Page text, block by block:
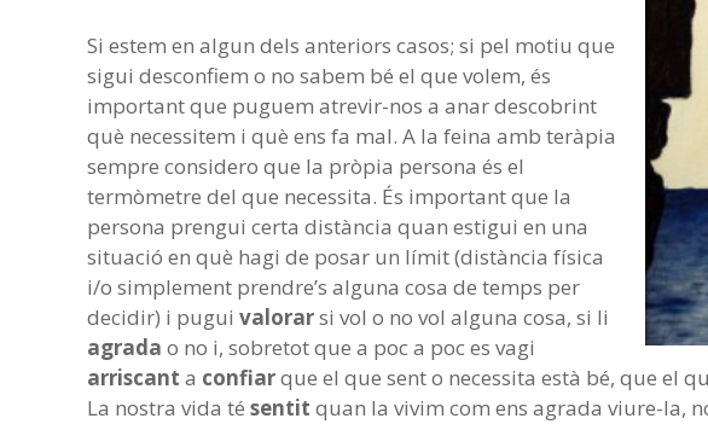
Si estem en algun dels anteriors casos; si pel motiu que
sigui desconfiem o no sabem bé el que volem, és
important que puguem atrevir-nos a anar descobrint
què necessitem i què ens fa mal. A la feina amb teràpia
sempre considero que la pròpia persona és el
termòmetre del que necessita. És important que la
persona prengui certa distància quan estigui en una
situació en què hagi de posar un límit (distància física
i/o simplement prendre’s alguna cosa de temps per
decidir) i pugui valorarsi vol o no vol alguna cosa, si li
agrada o no i, sobretot que a poc a poc es vagi
arriscant a confiarque el que sent o necessita està bé, que el
La nostra vida té sentit quan la vivim com ens agrada viure-la,